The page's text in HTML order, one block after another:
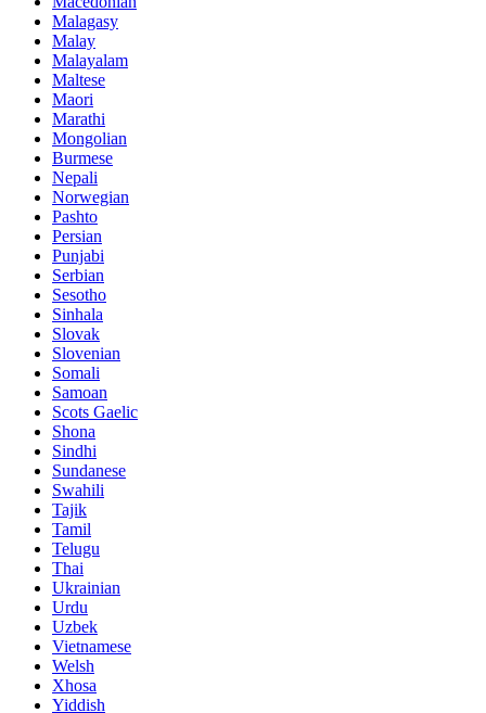
Malagasy
Malay
Malayalam
Maltese
Maori
Marathi
Mongolian
Burmese
Nepali
Norwegian
Pashto
Persian
Punjabi
Serbian
Sesotho
Sinhala
Slovak
Slovenian
Somali
Samoan
Scots Gaelic
Shona
Sindhi
Sundanese
Swahili
Tajik
Tamil
Telugu
Thai
Ukrainian
Urdu
Uzbek
Vietnamese
Welsh
Xhosa
Yiddish